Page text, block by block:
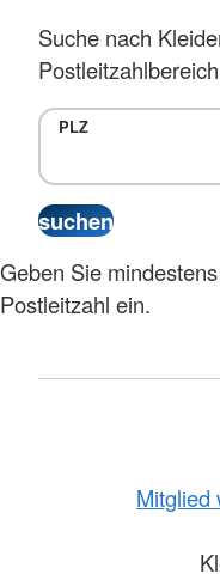
Suche nach
PLZ
Geben Sie
Postleitzahl ein.
Mitglied